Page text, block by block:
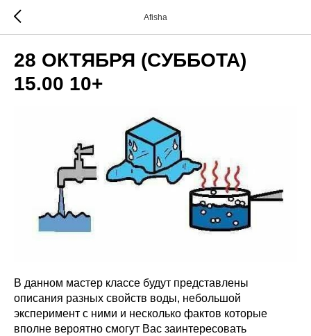
Afisha
28 ОКТЯБРЯ (СУББОТА)
15.00 10+
В данном мастер классе будут представлены
описания разных свойств воды, небольшой
эксперимент с ними и несколько фактов которые
вполне вероятно смогут Вас заинтересовать